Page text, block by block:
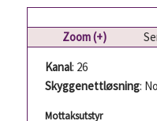
Zoom (+)
Kanal: 26
Skyggenettløsning:
Mottaksutstyr